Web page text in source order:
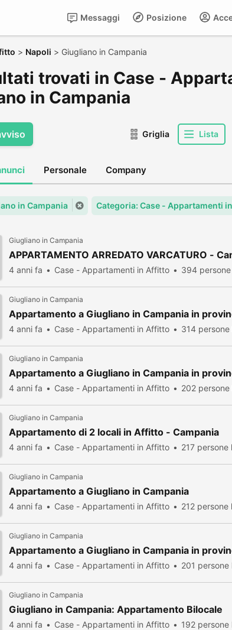
Posizione
Messaggi
> Napoli > Giugliano in Campania
trovati in Case -
in Campania
Griglia Lista
Personale Company
in Campania Categoria: Case - Appartamenti
Giugliano in Campania
APPARTAMENTO ARREDATO VARCATURO -
4 anni fa Case - Appartamenti in Affitto 394
Giugliano in Campania
Appartamento a Giugliano in Campania in
4 anni fa Case - Appartamenti in Affitto 314
Giugliano in Campania
Appartamento a Giugliano in Campania in
4 anni fa Case - Appartamenti in Affitto 202
Giugliano in Campania
Appartamento di 2 locali in Affitto - Campania
4 anni fa Case - Appartamenti in Affitto 217
Giugliano in Campania
Appartamento a Giugliano in Campania
4 anni fa Case - Appartamenti in Affitto 212
Giugliano in Campania
Appartamento a Giugliano in Campania in
4 anni fa Case - Appartamenti in Affitto 201
Giugliano in Campania
Giugliano in Campania: Appartamento Bilocale
4 anni fa Case - Appartamenti in Affitto 192